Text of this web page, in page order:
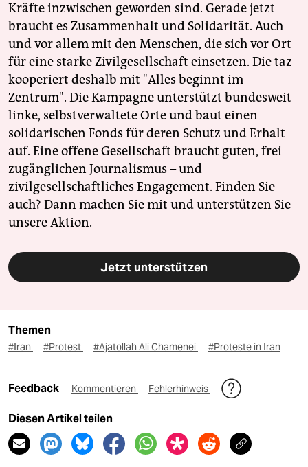
Kräfte inzwischen geworden sind. Gerade jetzt
braucht es Zusammenhalt und Solidarität. Auch
und vor allem mit den Menschen, die sich vor Ort
für eine starke Zivilgesellschaft einsetzen. Die taz
kooperiert deshalb mit "Alles beginnt im
Zentrum". Die Kampagne unterstützt bundesweit
linke, selbstverwaltete Orte und baut einen
solidarischen Fonds für deren Schutz und Erhalt
auf. Eine offene Gesellschaft braucht guten, frei
zugänglichen Journalismus – und
zivilgesellschaftliches Engagement. Finden Sie
auch? Dann machen Sie mit und unterstützen Sie
unsere Aktion.
Jetzt unterstützen
Themen
#Iran #Protest #Ajatollah Ali Chamenei #Proteste in Iran
Feedback Kommentieren Fehlerhinweis
Diesen Artikel teilen